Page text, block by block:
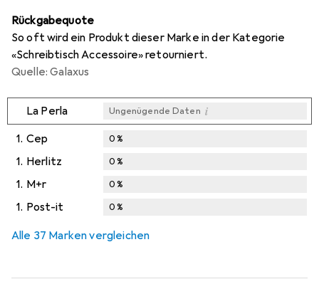
Rückgabequote
So oft wird ein Produkt dieser Marke in der Kategorie
«Schreibtisch Accessoire» retourniert.
Quelle: Galaxus
La Perla Ungenügende Daten i
1. Cep 0%
1. Herlitz 0%
1. M+r 0%
1. Post-it 0%
Alle 37 Marken vergleichen